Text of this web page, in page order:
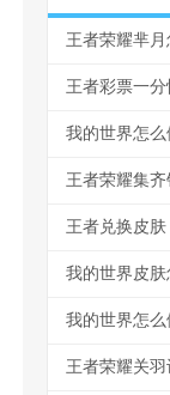
我的世界皮